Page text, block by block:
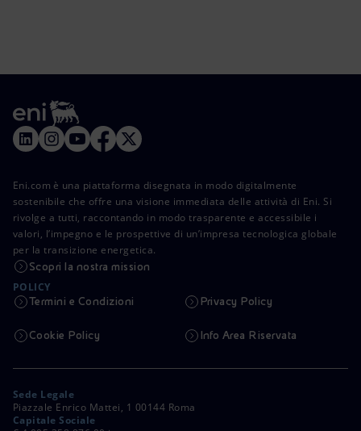
Eni.com è una piattaforma disegnata in modo digitalmente
sostenibile che offre una visione immediata delle attività di Eni. Si
rivolge a tutti, raccontando in modo trasparente e accessibile i
valori, l’impegno e le prospettive di un’impresa tecnologica globale
per la transizione energetica.
Scopri la nostra mission
POLICY
Termini e Condizioni Privacy Policy
Cookie Policy Info Area Riservata
Sede Legale
Piazzale Enrico Mattei, 1 00144 Roma
Capitale Sociale